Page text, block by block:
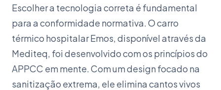
Escolher a tecnologia correta é fundamental
para a conformidade normativa. O carro
térmico hospitalar Emos, disponível através da
Mediteq, foi desenvolvido com os princípios do
APPCC em mente. Com um design focado na
sanitização extrema, ele elimina cantos vivos